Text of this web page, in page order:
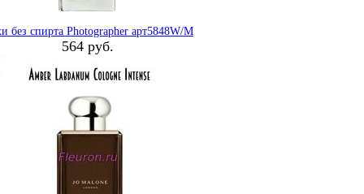
без спирта Photographer арт5848W/M
564 руб.